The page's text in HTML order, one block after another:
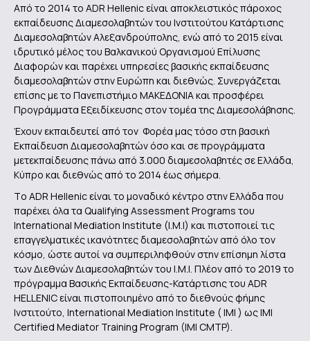
Από το 2014 το ADR Hellenic είναι αποκλειστικός πάροχος
εκπαίδευσης Διαμεσολαβητών του Ινστιτούτου Κατάρτισης
Διαμεσολαβητών Αλεξανδρούπολης, ενώ από το 2015 είναι
ιδρυτικό μέλος του Βαλκανικού Οργανισμού Επίλυσης
Διαφορών και παρέχει υπηρεσίες βασικής εκπαίδευσης
διαμεσολαβητών στην Ευρώπη και διεθνώς. Συνεργάζεται
επίσης με το Πανεπιστήμιο ΜΑΚΕΔΟΝΙΑ και προσφέρει
Προγράμματα Εξειδίκευσης στον τομέα της Διαμεσολάβησης.
Έχουν εκπαιδευτεί από τον Φορέα μας τόσο στη βασική
Εκπαίδευση Διαμεσολαβητών όσο και σε προγράμματα
μετεκπαίδευσης πάνω από 3.000 διαμεσολαβητές σε Ελλάδα,
Κύπρο και διεθνώς από το 2014 έως σήμερα.
Tο ADR Hellenic είναι το μοναδικό κέντρο στην Ελλάδα που
παρέχει όλα τα Qualifying Assessment Programs του
International Mediation Institute (I.M.I) και πιστοποιεί τις
επαγγελματικές ικανότητες διαμεσολαβητών από όλο τον
κόσμο, ώστε αυτοί να συμπεριληφθούν στην επίσημη λίστα
των Διεθνών Διαμεσολαβητών του Ι.Μ.Ι. Πλέον από το 2019 το
πρόγραμμα Βασικής Εκπαίδευσης-Κατάρτισης του ADR
HELLENIC είναι πιστοποιημένο από το διεθνούς φήμης
Ινστιτούτο, Ιnternational Mediation Institute ( IMI ) ως IMI
Certified Mediator Training Program (IMI CMTP).